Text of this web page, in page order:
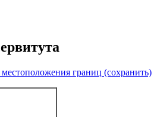
границ (сохранить)